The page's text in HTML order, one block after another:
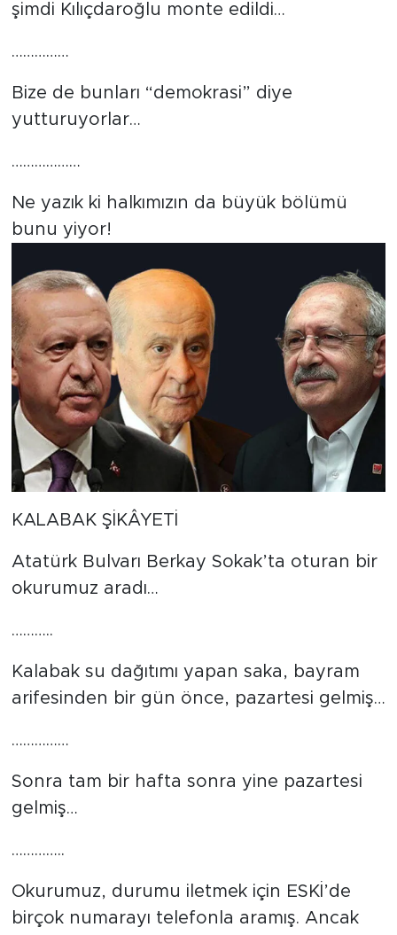
şimdi Kılıçdaroğlu monte edildi…
……………
Bize de bunları “demokrasi” diye
yutturuyorlar…
………………
Ne yazık ki halkımızın da büyük bölümü
bunu yiyor!
KALABAK ŞİKÂYETİ
Atatürk Bulvarı Berkay Sokak’ta oturan bir
okurumuz aradı…
………..
Kalabak su dağıtımı yapan saka, bayram
arifesinden bir gün önce, pazartesi gelmiş…
……………
Sonra tam bir hafta sonra yine pazartesi
gelmiş…
…………..
Okurumuz, durumu iletmek için ESKİ’de
birçok numarayı telefonla aramış. Ancak